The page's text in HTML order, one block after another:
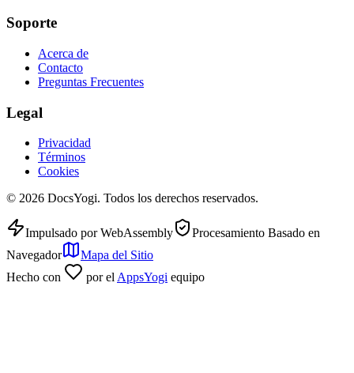
Soporte
Acerca de
Contacto
Preguntas Frecuentes
Legal
Privacidad
Términos
Cookies
© 2026 DocsYogi. Todos los derechos reservados.
Impulsado por WebAssembly
Procesamiento Basado en
Navegador
Mapa del Sitio
Hecho con
por el AppsYogi equipo